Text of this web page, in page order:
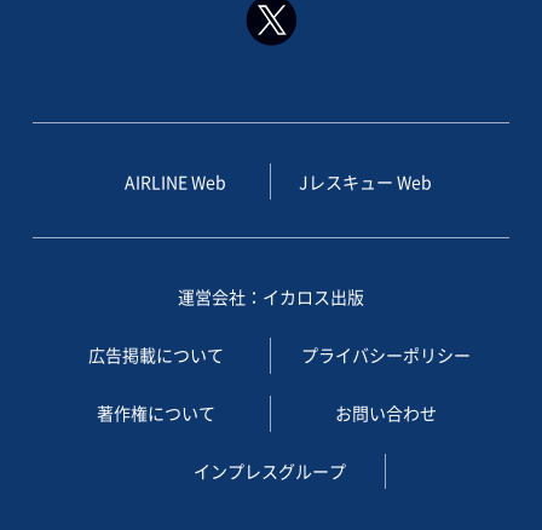
AIRLINE Web Jレスキュー Web
運営会社：イカロス出版
広告掲載について プライバシーポリシー
著作権について お問い合わせ
インプレスグループ